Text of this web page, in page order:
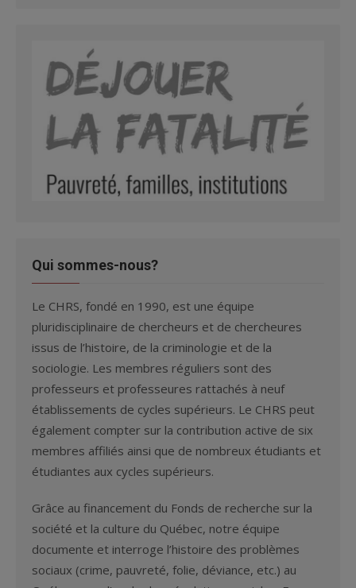
Qui sommes-nous?
Le CHRS, fondé en 1990, est une équipe
pluridisciplinaire de chercheurs et de chercheures
issus de l’histoire, de la criminologie et de la
sociologie. Les membres réguliers sont des
professeurs et professeures rattachés à neuf
établissements de cycles supérieurs. Le CHRS peut
également compter sur la contribution active de six
membres affiliés ainsi que de nombreux étudiants et
étudiantes aux cycles supérieurs.
Grâce au financement du Fonds de recherche sur la
société et la culture du Québec, notre équipe
documente et interroge l’histoire des problèmes
sociaux (crime, pauvreté, folie, déviance, etc.) au